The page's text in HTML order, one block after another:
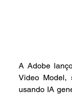
A Adobe
Video Model,
usando IA